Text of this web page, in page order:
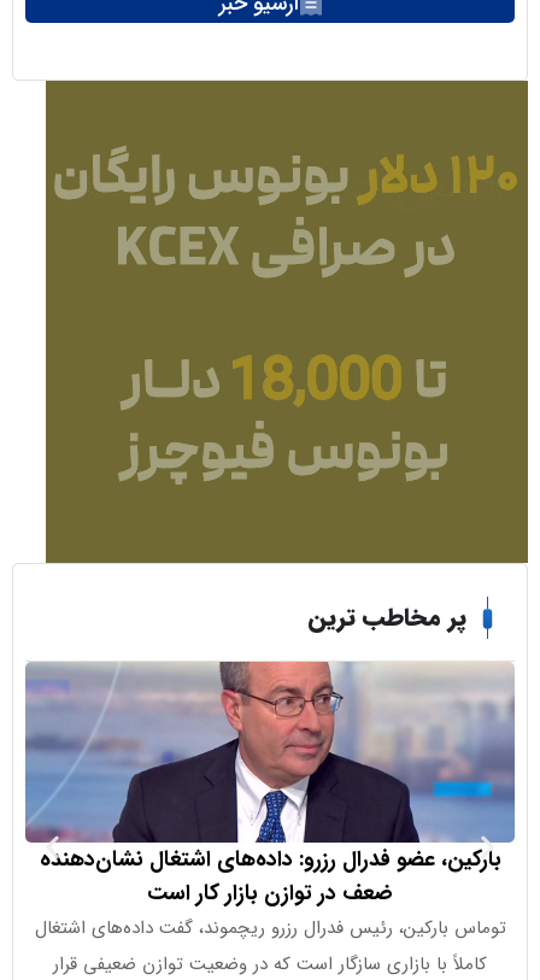
پر مخاطب ترین
عضو فدرال رزرو: داده‌های اشتغال نشان‌دهنده
ضعف در توازن بازار کار است
بارکین، رئیس فدرال رزرو ریچموند، گفت داده‌های اشتغال
با بازاری سازگار است که در وضعیت توازن ضعیفی قرار
این شرکت